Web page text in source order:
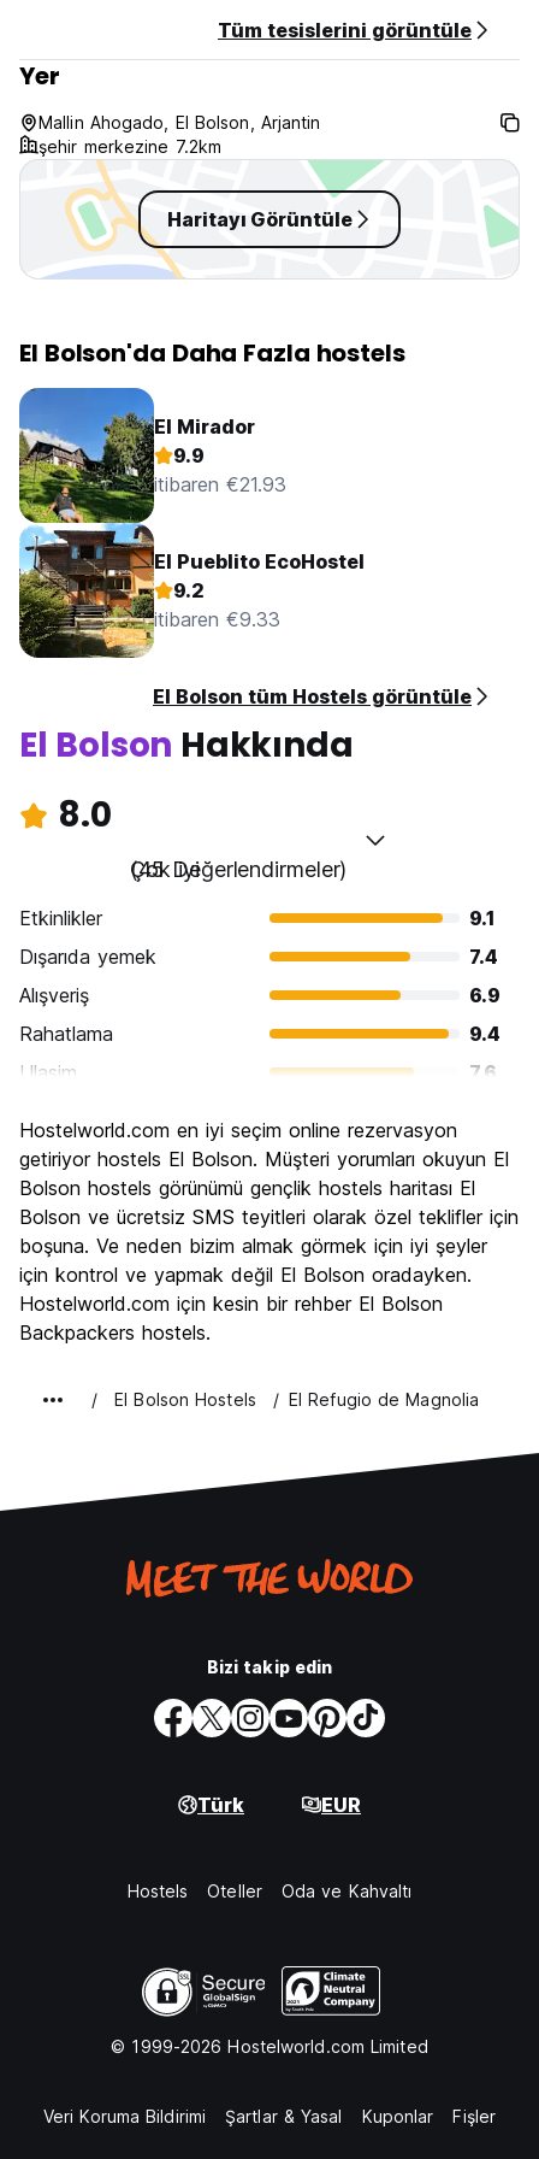
Tüm tesislerini görüntüle
Yer
Mallin Ahogado, El Bolson, Arjantin
şehir merkezine 7.2km
Haritayı Görüntüle
El Bolson'da Daha Fazla hostels
El Mirador
9.9
itibaren €21.93
El Pueblito EcoHostel
9.2
itibaren €9.33
El Bolson tüm Hostels görüntüle
El Bolson Hakkında
8.0
Çok iyi
(45 Değerlendirmeler)
Etkinlikler
9.1
Dışarıda yemek
7.4
Alışveriş
6.9
Rahatlama
9.4
Ulasim
7.6
Kültür
7.6
Gece hayatı
6.6
Ekonomik
8.7
Hostelworld.com en iyi seçim online rezervasyon
getiriyor hostels El Bolson. Müşteri yorumları okuyun El
Bolson hostels görünümü gençlik hostels haritası El
Bolson ve ücretsiz SMS teyitleri olarak özel teklifler için
boşuna. Ve neden bizim almak görmek için iyi şeyler
için kontrol ve yapmak değil El Bolson oradayken.
Hostelworld.com için kesin bir rehber El Bolson
Backpackers hostels.
El Bolson Hostels El Refugio de Magnolia
Bizi takip edin
Türk EUR
Hostels Oteller Oda ve Kahvaltı
© 1999-2026 Hostelworld.com Limited
Veri Koruma Bildirimi Şartlar & Yasal Kuponlar Fişler